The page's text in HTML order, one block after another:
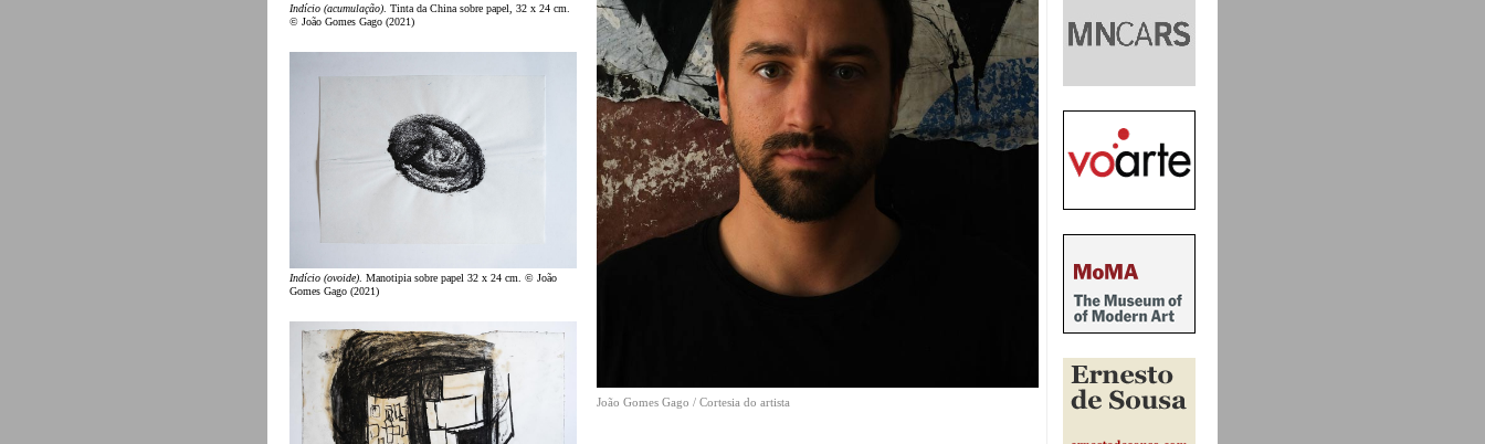
Indício (acumulação) . Tinta da China sobre papel, 32 x 24 cm.
© João Gomes Gago (2021)
Indício (ovoide). Manotipia sobre papel 32 x 24 cm. © João
Gomes Gago (2021)
João Gomes Gago / Cortesia do artista